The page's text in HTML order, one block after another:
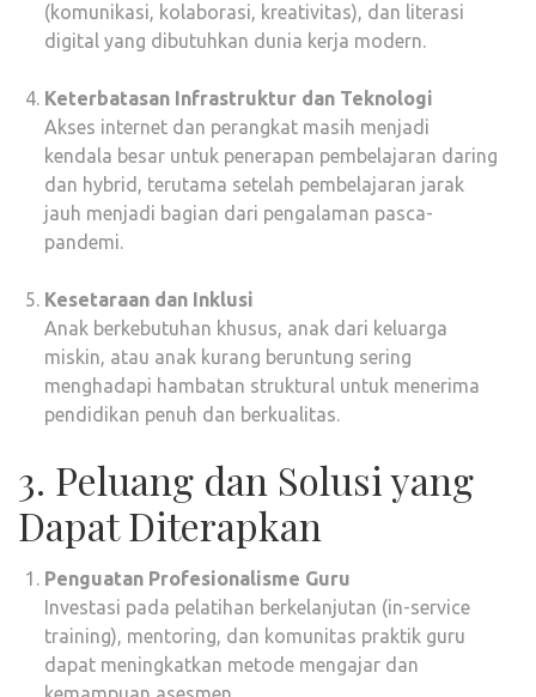
(komunikasi, kolaborasi, kreativitas), dan literasi
digital yang dibutuhkan dunia kerja modern.
Keterbatasan Infrastruktur dan Teknologi
Akses internet dan perangkat masih menjadi
kendala besar untuk penerapan pembelajaran daring
dan hybrid, terutama setelah pembelajaran jarak
jauh menjadi bagian dari pengalaman pasca-
pandemi.
Kesetaraan dan Inklusi
Anak berkebutuhan khusus, anak dari keluarga
miskin, atau anak kurang beruntung sering
menghadapi hambatan struktural untuk menerima
pendidikan penuh dan berkualitas.
3. Peluang dan Solusi yang
Dapat Diterapkan
Penguatan Profesionalisme Guru
Investasi pada pelatihan berkelanjutan (in-service
training), mentoring, dan komunitas praktik guru
dapat meningkatkan metode mengajar dan